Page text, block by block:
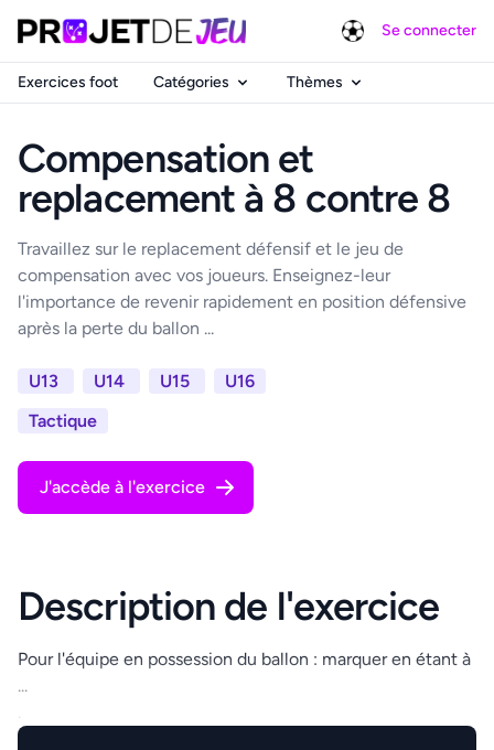
Se connecter
Exercices foot Catégories Thèmes
Compensation et
replacement à 8 contre 8
Travaillez sur le replacement défensif et le jeu de
compensation avec vos joueurs. Enseignez-leur
l'importance de revenir rapidement en position défensive
après la perte du ballon ...
U13 U14 U15
U16
Tactique
J'accède à l'exercice
Description de l'exercice
Pour l'équipe en possession du ballon : marquer en étant à
...
.